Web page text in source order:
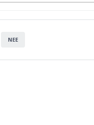
NEE